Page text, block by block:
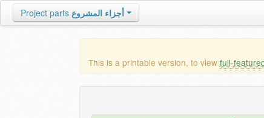
Project parts أجزاء المشروع
This is a printable version, to view full-